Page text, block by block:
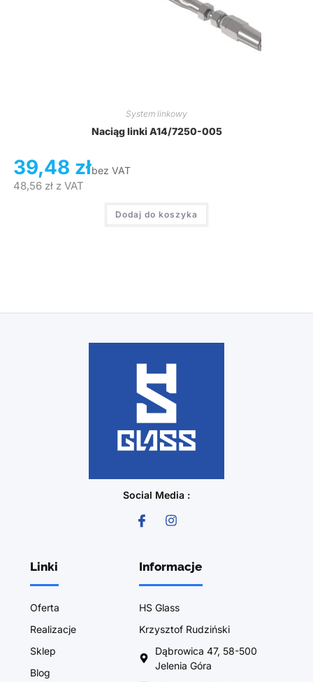
System linkowy
Naciąg linki A14/7250-005
39,48 złbez VAT
48,56 złz VAT
Dodaj do koszyka
Social Media :
Linki
Oferta
Realizacje
Sklep
Blog
Informacje
HS Glass
Krzysztof Rudziński
Dąbrowica 47, 58-500
Jelenia Góra